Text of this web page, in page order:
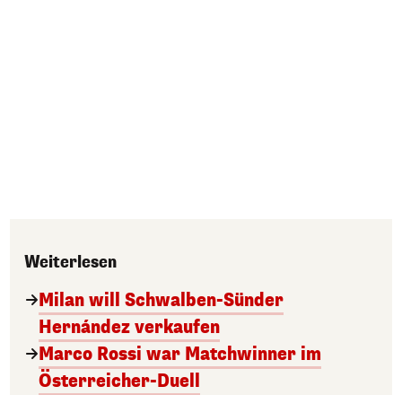
Weiterlesen
Milan will Schwalben-Sünder
Hernández verkaufen
Marco Rossi war Matchwinner im
Österreicher-Duell